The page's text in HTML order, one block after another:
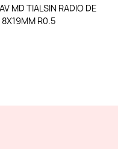
al carrito
MD TIALSIN RADIO DE
R0.5